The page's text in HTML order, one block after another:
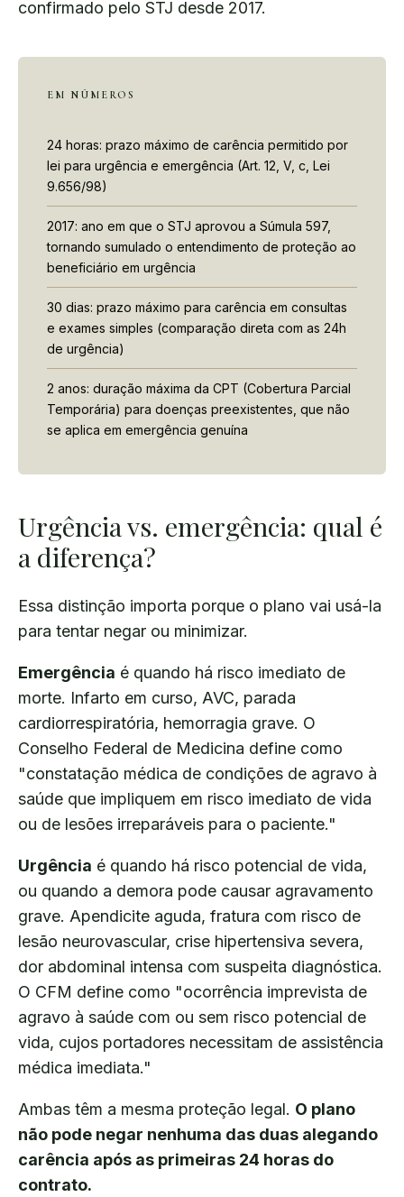
confirmado pelo STJ desde 2017.
EM NÚMEROS
24 horas: prazo máximo de carência permitido por
lei para urgência e emergência (Art. 12, V, c, Lei
9.656/98)
2017: ano em que o STJ aprovou a Súmula 597,
tornando sumulado o entendimento de proteção ao
beneficiário em urgência
30 dias: prazo máximo para carência em consultas
e exames simples (comparação direta com as 24h
de urgência)
2 anos: duração máxima da CPT (Cobertura Parcial
Temporária) para doenças preexistentes, que não
se aplica em emergência genuína
Urgência vs. emergência: qual é
a diferença?
Essa distinção importa porque o plano vai usá-la
para tentar negar ou minimizar.
Emergência é quando há risco imediato de
morte. Infarto em curso, AVC, parada
cardiorrespiratória, hemorragia grave. O
Conselho Federal de Medicina define como
"constatação médica de condições de agravo à
saúde que impliquem em risco imediato de vida
ou de lesões irreparáveis para o paciente."
Urgência é quando há risco potencial de vida,
ou quando a demora pode causar agravamento
grave. Apendicite aguda, fratura com risco de
lesão neurovascular, crise hipertensiva severa,
dor abdominal intensa com suspeita diagnóstica.
O CFM define como "ocorrência imprevista de
agravo à saúde com ou sem risco potencial de
vida, cujos portadores necessitam de assistência
médica imediata."
Ambas têm a mesma proteção legal. O plano
não pode negar nenhuma das duas alegando
carência após as primeiras 24 horas do
contrato.